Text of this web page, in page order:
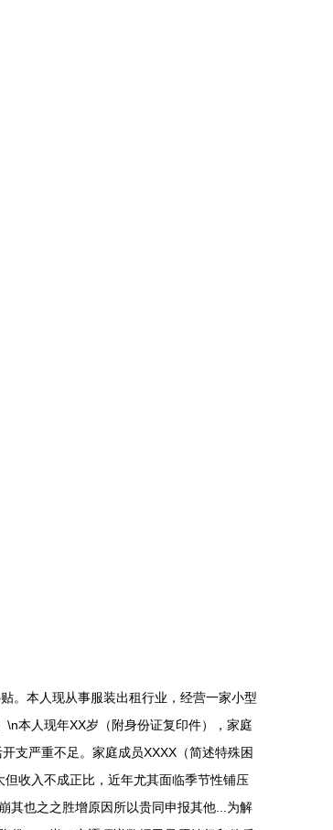
。本人现从事服装出租行业，经营一家小型
本人现年XX岁（附身份证复印件），家庭
支严重不足。家庭成员XXXX（简述特殊困
收入不成正比，近年尤其面临季节性铺压
其也之之胜增原因所以贵同申报其他...为解